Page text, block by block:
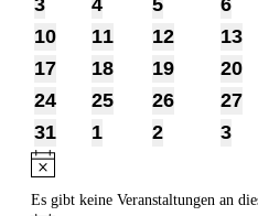
Veranstaltung
3
Veranstaltung
4 5 6
1
Veranstaltung
10
1
Veranstaltung
11
1
12
1
13
1
Veranstaltung
17
1
Veranstaltung
18
1
19
1
20
1
Veranstaltung
24
1
Veranstaltung
25
1
26
1
27
1
Veranstaltung
31
1
1
1
2
1
3
Hinweis
Es gibt keine Veranstaltungen an